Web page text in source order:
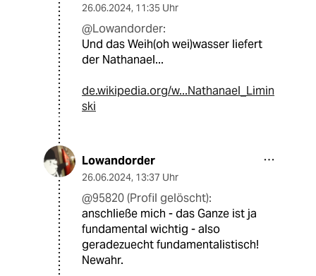
26.06.2024, 11:35 Uhr
@Lowandorder:
Und das Weih(oh wei)wasser liefert
der Nathanael...
de.wikipedia.org/w...Nathanael_Limin
ski
Lowandorder
26.06.2024, 13:37 Uhr
@95820 (Profil gelöscht):
anschließe mich - das Ganze ist ja
fundamental wichtig - also
geradezuecht fundamentalistisch!
Newahr.